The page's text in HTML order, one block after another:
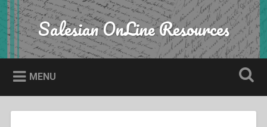
Skip
to
content
Search Salesian OnLine Resources
MENU